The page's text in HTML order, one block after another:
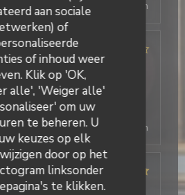
aan sociale
of
of inhoud weer
Klik op 'OK,
alle', 'Weiger alle'
om uw
te beheren. U
keuzes op elk
door op het
linksonder
te klikken.
de vous revoir, la direction
4
: 4/5 Keuken :4/5
deze beoordeling gereageerd
de vous revoir, la direction
2